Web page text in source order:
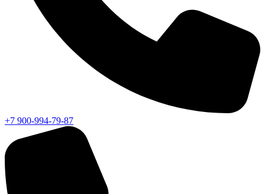
+7 900-994-79-87